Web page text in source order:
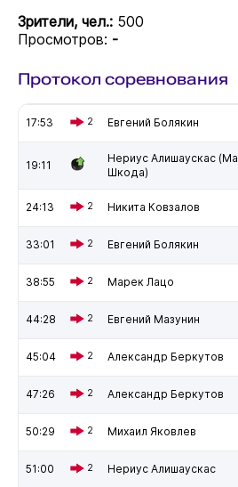
Зрители, чел.: 500
Просмотров: -
Протокол соревнования
17:53 2 Евгений Болякин
19:11
Нериус Алишаускас
Шкода)
24:13 2 Никита Ковзалов
33:01 2 Евгений Болякин
38:55 2 Марек Лацо
44:28 2 Евгений Мазунин
45:04 2 Александр Беркутов
47:26 2 Александр Беркутов
50:29 2 Михаил Яковлев
51:00 2 Нериус Алишаускас